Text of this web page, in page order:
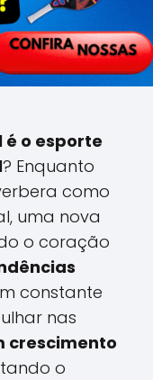
é o esporte
? Enquanto
como
uma nova
o coração
constante
nas
crescimento
o